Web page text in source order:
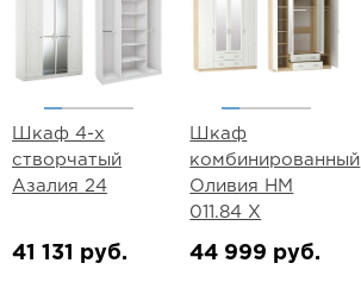
Шкаф 4-х
створчатый
Азалия 24
41 131 руб.
Шкаф
комбинированный
Оливия НМ
011.84 Х
44 999 руб.